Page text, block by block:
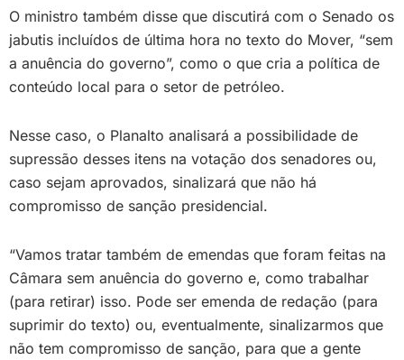
O ministro também disse que discutirá com o Senado os
jabutis incluídos de última hora no texto do Mover, “sem
a anuência do governo”, como o que cria a política de
conteúdo local para o setor de petróleo.
Nesse caso, o Planalto analisará a possibilidade de
supressão desses itens na votação dos senadores ou,
caso sejam aprovados, sinalizará que não há
compromisso de sanção presidencial.
“Vamos tratar também de emendas que foram feitas na
Câmara sem anuência do governo e, como trabalhar
(para retirar) isso. Pode ser emenda de redação (para
suprimir do texto) ou, eventualmente, sinalizarmos que
não tem compromisso de sanção, para que a gente